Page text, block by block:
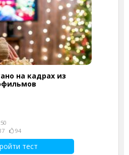
на кадрах из
94
тест